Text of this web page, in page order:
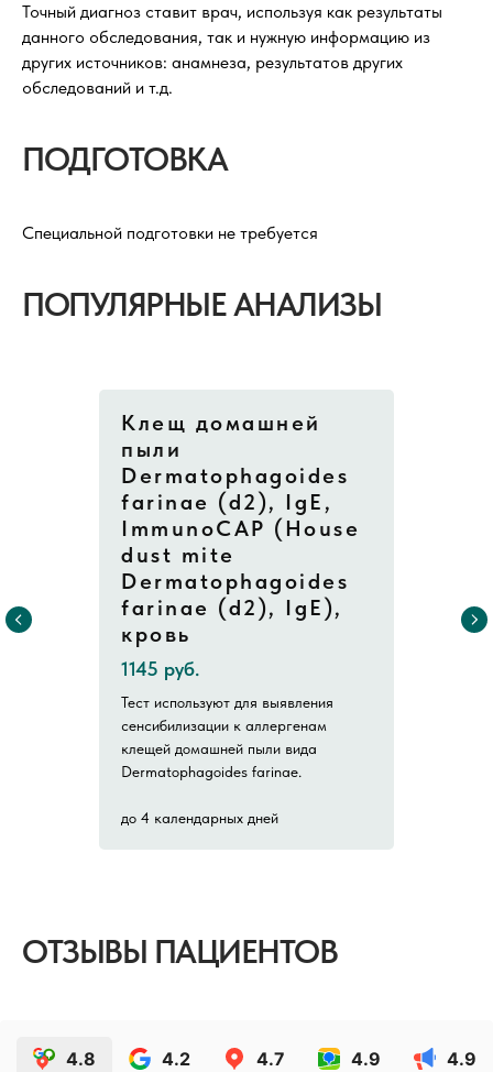
Точный диагноз ставит врач, используя как результаты
данного обследования, так и нужную информацию из
других источников: анамнеза, результатов других
обследований и т.д.
ПОДГОТОВКА
Специальной подготовки не требуется
ПОПУЛЯРНЫЕ АНАЛИЗЫ
Клещ домашней
пыли
Dermatophagoides
farinaе (d2), IgE,
ImmunoCAP (House
dust mite
Dermatophagoides
farinaе (d2), IgE),
кровь
1145 руб.
Тест используют для выявления
сенсибилизации к аллергенам
клещей домашней пыли вида
Dermatophagoides farinae.
до 4 календарных дней
ОТЗЫВЫ ПАЦИЕНТОВ
4.8 4.2 4.7 4.9 4.9